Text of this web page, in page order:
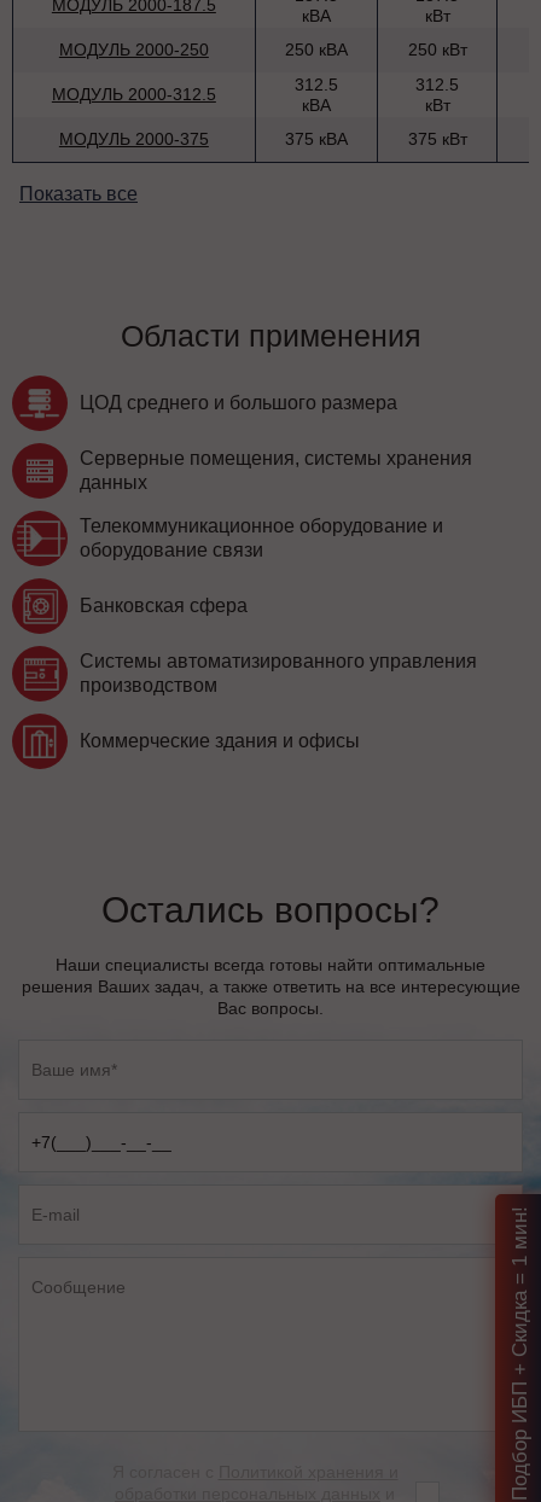
МОДУЛЬ 2000-187.5
кВА
кВт
МОДУЛЬ 2000-250
250 кВА 250 кВт
МОДУЛЬ 2000-312.5
312.5
кВА
312.5
кВт
МОДУЛЬ 2000-375
375 кВА 375 кВт
Показать все
Области применения
ЦОД среднего и большого размера
Серверные помещения, системы хранения
данных
Телекоммуникационное оборудование и
оборудование связи
Банковская сфера
Системы автоматизированного управления
производством
Коммерческие здания и офисы
Остались вопросы?
Наши специалисты всегда готовы найти оптимальные
решения Ваших задач, а также ответить на все интересующие
Вас вопросы.
Подбор ИБП + Скидка = 1 мин!